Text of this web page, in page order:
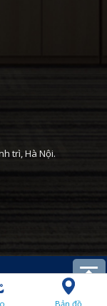
trì, Hà Nội.
LỢI. All rights
Bản đồ